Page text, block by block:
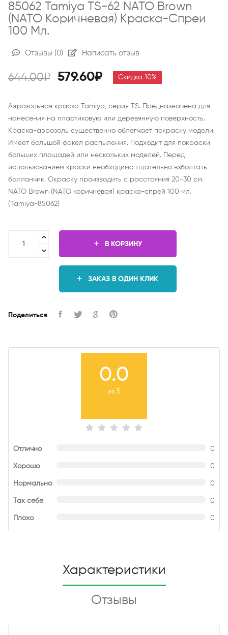
85062 Tamiya TS-62 NATO Brown
(NATO Коричневая) Краска-Спрей
100 Мл.
Отзывы (0) Написать отзыв
644.00₽ 579.60₽ Скидка 10%
Аэрозольная краска Tamiya, серия TS. Предназначена для
нанесения на пластиковую или деревянную поверхность.
Краска-аэрозоль существенно облегчает покраску модели.
Имеет большой факел распыления. Подходит для покраски
больших площадей или нескольких моделей. Перед
использованием краски необходимо тщательно взболтать
баллончик. Окраску производить с расстояния 20-30 см.
NATO Brown (NATO коричневая) краска-спрей 100 мл.
(Tamiya-85062)
В КОРЗИНУ
ЗАКАЗ В ОДИН КЛИК
Поделиться
0.0
из 5
Отлично 0
Хорошо 0
Нормально 0
Так себе 0
Плохо 0
Характеристики
Отзывы